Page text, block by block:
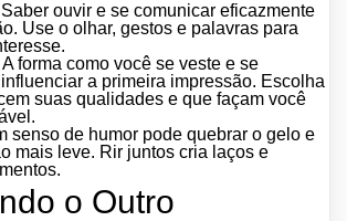
Saber ouvir e se comunicar eficazmente
Use o olhar, gestos e palavras para
A forma como você se veste e se
a primeira impressão. Escolha
suas qualidades e que façam você
senso de humor pode quebrar o gelo e
mais leve. Rir juntos cria laços e
o Outro